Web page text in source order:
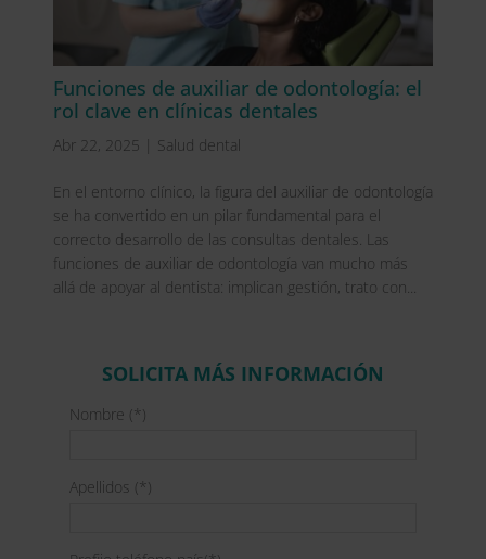
Funciones de auxiliar de odontología: el
rol clave en clínicas dentales
Abr 22, 2025 Salud dental
En el entorno clínico, la figura del auxiliar de odontología
se ha convertido en un pilar fundamental para el
correcto desarrollo de las consultas dentales. Las
funciones de auxiliar de odontología van mucho más
allá de apoyar al dentista: implican gestión, trato con...
SOLICITA MÁS INFORMACIÓN
Nombre (*)
Apellidos (*)